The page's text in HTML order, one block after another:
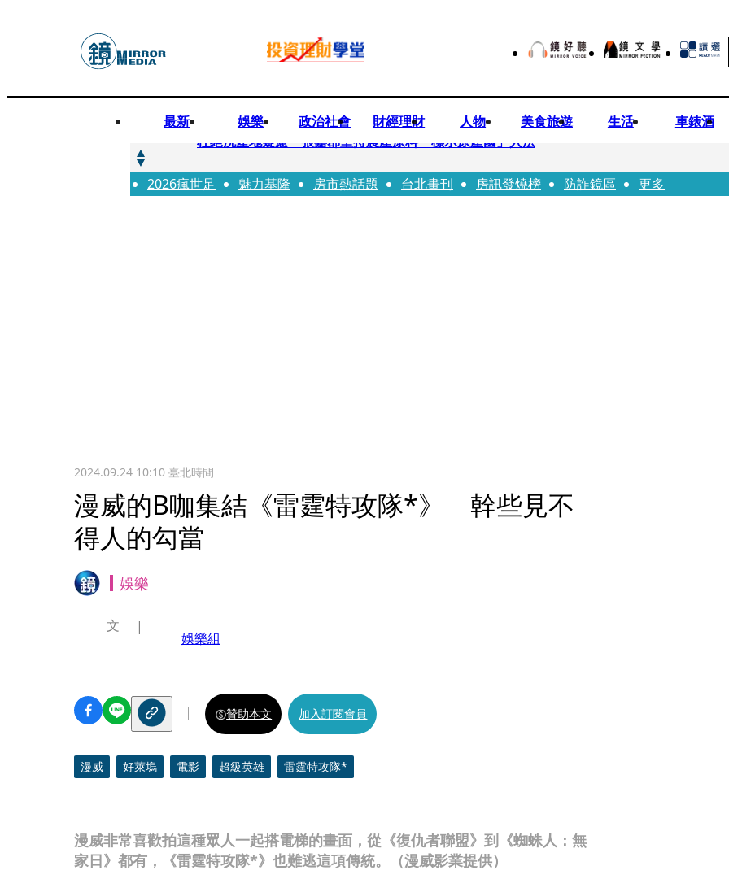
最新 娛樂 政治社會 財經理財 人物 美食旅遊 生活 車錶酒
快訊
杜絕洗產地疑慮 張嘉郡堅持農產原料「標示原產國」入法
快訊
「簽名牆變戰場！」饒河夜市小吃店把簽名塗掉 沈伯洋：舉雙手贊成
2026瘋世足 魅力基隆 房市熱話題 台北畫刊 房訊發燒榜 防詐鏡區 更多
2024.09.24 10:10臺北時間
漫威的B咖集結《雷霆特攻隊*》 幹些見不
得人的勾當
娛樂
漫威非常喜歡拍這種眾人一起搭電梯的畫面，從《復仇者聯盟》到《蜘蛛人：無
家日》都有，《雷霆特攻隊*》也難逃這項傳統。（漫威影業提供）
文
娛樂組
贊助本文 加入訂閱會員
漫威 好萊塢 電影 超級英雄 雷霆特攻隊*